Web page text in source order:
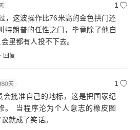
1
，这波操作比76米高的金色拱门还
特朗普的任性之门，毕竟除了他自
里都有人投不下去。
回复
1
会批准自己的地标，这是把国家纪
。​ 当程序沦为个人意志的橡皮图
就成了笑话。